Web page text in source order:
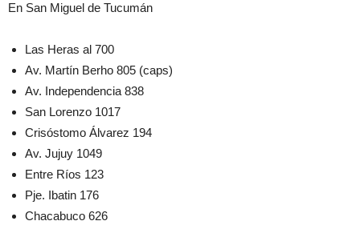
En San Miguel de Tucumán
Las Heras al 700
Av. Martín Berho 805 (caps)
Av. Independencia 838
San Lorenzo 1017
Crisóstomo Álvarez 194
Av. Jujuy 1049
Entre Ríos 123
Pje. Ibatin 176
Chacabuco 626